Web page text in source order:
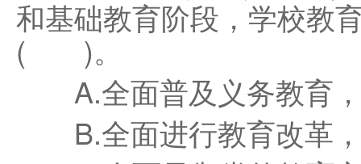
和基础教育阶段，学校教
( )。
A.全面普及义务教育，
B.全面进行教育改革，